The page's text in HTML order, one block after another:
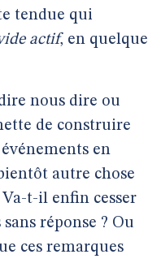
tendue qui
actif, en quelque
nous dire ou
de construire
en
autre chose
Va-t-il enfin cesser
réponse ? Ou
ces remarques